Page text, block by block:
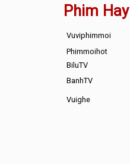
Phim Hay
Vuviphimmoi
Phimmoihot
BiluTV
BanhTV
Vuighe